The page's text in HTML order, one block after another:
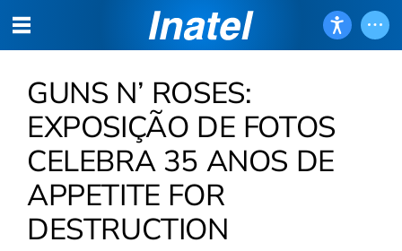
GUNS N’ ROSES:
EXPOSIÇÃO DE FOTOS
CELEBRA 35 ANOS DE
APPETITE FOR
DESTRUCTION